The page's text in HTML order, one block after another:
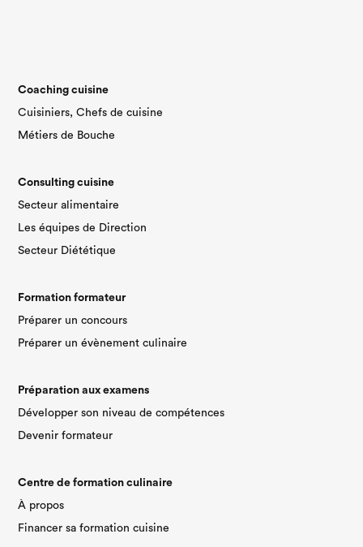
Coaching cuisine
Cuisiniers, Chefs de cuisine
Métiers de Bouche
Consulting cuisine
Secteur alimentaire
Les équipes de Direction
Secteur Diététique
Formation formateur
Préparer un concours
Préparer un évènement culinaire
Préparation aux examens
Développer son niveau de compétences
Devenir formateur
Centre de formation culinaire
À propos
Financer sa formation cuisine